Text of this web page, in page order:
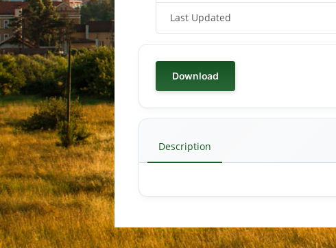
Last Updated
Download
Description